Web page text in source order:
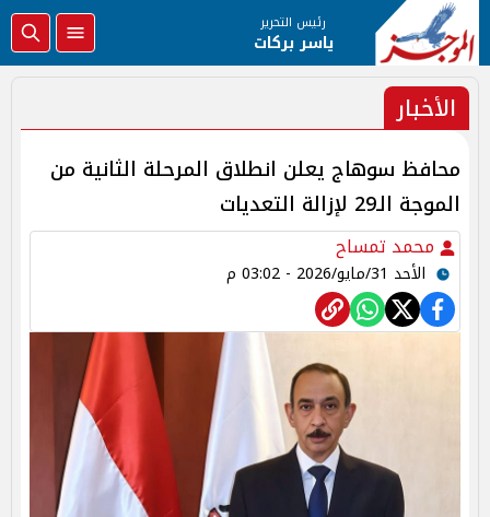
رئيس التحرير
ياسر بركات
الأخبار
محافظ سوهاج يعلن انطلاق المرحلة الثانية من
الموجة الـ29 لإزالة التعديات
محمد تمساح
الأحد 31/مايو/2026 - 03:02 م